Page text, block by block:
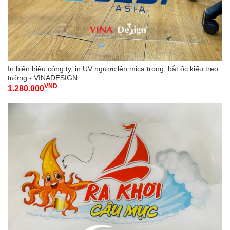
In biển hiệu công ty, in UV ngược lên mica trong, bắt ốc kiểu treo
tường - VINADESIGN
1.280.000VND
-